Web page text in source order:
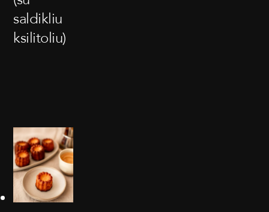
saldikliu
ksilitoliu)